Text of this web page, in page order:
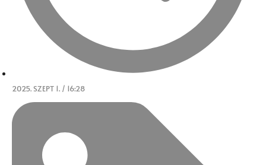
2025. SZEPT 1. / 16:28